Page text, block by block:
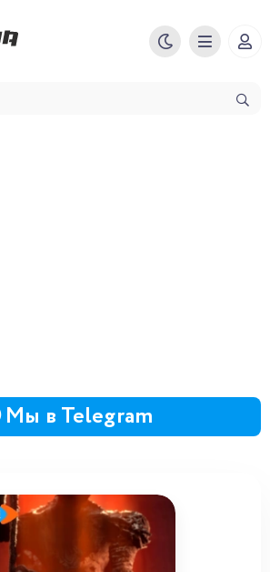
Мы в Telegram